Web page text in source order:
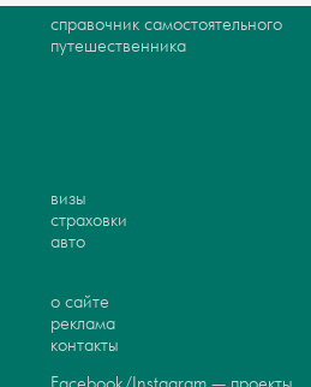
справочник самостоятельного
путешественника
визы
страховки
авто
о сайте
реклама
контакты